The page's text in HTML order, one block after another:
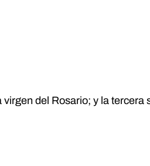
del Rosario; y la tercera